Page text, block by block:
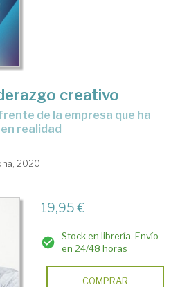
creativo
realidad
2020
19,95 €
Stock en librería. Envío
en 24/48 horas
COMPRAR